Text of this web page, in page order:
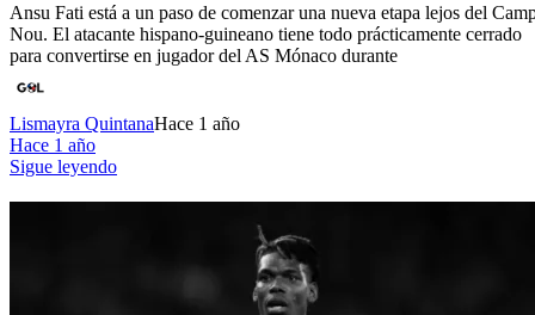
Ansu Fati está a un paso de comenzar una nueva etapa lejos del
Nou. El atacante hispano-guineano tiene todo prácticamente cerrado
para convertirse en jugador del AS Mónaco durante
Lismayra QuintanaHace 1 año
Hace 1 año
Sigue leyendo